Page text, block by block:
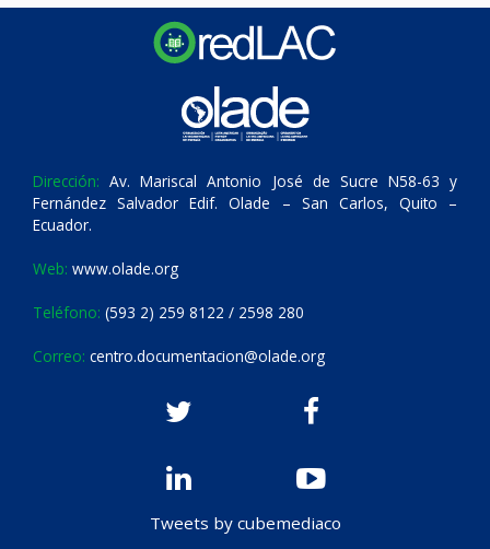
Dirección: Av. Mariscal Antonio José de Sucre N58-63 y
Fernández Salvador Edif. Olade – San Carlos, Quito –
Ecuador.
Web: www.olade.org
Teléfono: (593 2) 259 8122 / 2598 280
Correo: centro.documentacion@olade.org
Tweets by cubemediaco